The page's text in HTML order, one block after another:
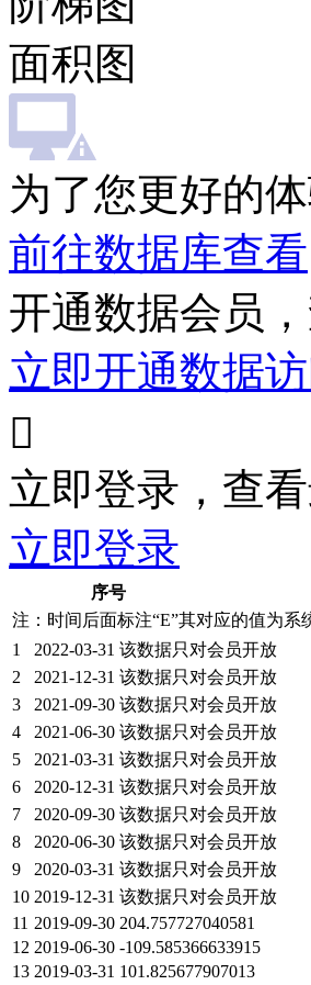
面积图
为了您更好的
前往数据库查看
开通数据会员
立即开通数据

立即登录，查
立即登录
序号
注：时间后面标注“E”其对应的值为系
1
2022-03-31 该数据只对会员开放
2
2021-12-31 该数据只对会员开放
3
2021-09-30 该数据只对会员开放
4
2021-06-30 该数据只对会员开放
5
2021-03-31 该数据只对会员开放
6
2020-12-31 该数据只对会员开放
7
2020-09-30 该数据只对会员开放
8
2020-06-30 该数据只对会员开放
9
2020-03-31 该数据只对会员开放
10 2019-12-31 该数据只对会员开放
11 2019-09-30 204.757727040581
12 2019-06-30 -109.585366633915
13 2019-03-31 101.825677907013